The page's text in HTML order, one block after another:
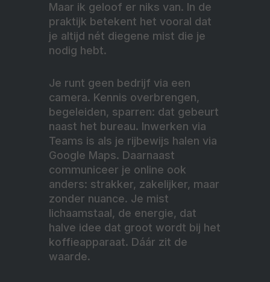
Maar ik geloof er niks van. In de
praktijk betekent het vooral dat
je altijd nét diegene mist die je
nodig hebt.
Je runt geen bedrijf via een
camera. Kennis overbrengen,
begeleiden, sparren: dat gebeurt
naast het bureau. Inwerken via
Teams is als je rijbewijs halen via
Google Maps. Daarnaast
communiceer je online ook
anders: strakker, zakelijker, maar
zonder nuance. Je mist
lichaamstaal, de energie, dat
halve idee dat groot wordt bij het
koffieapparaat. Dáár zit de
waarde.